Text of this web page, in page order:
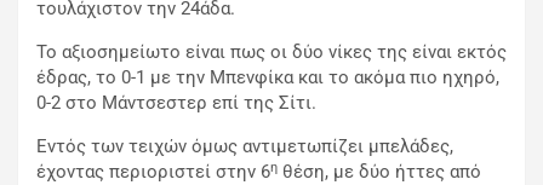
τουλάχιστον την 24άδα.
Το αξιοσημείωτο είναι πως οι δύο νίκες της είναι εκτός
έδρας, το 0-1 με την Μπενφίκα και το ακόμα πιο ηχηρό,
0-2 στο Μάντσεστερ επί της Σίτι.
Εντός των τειχών όμως αντιμετωπίζει μπελάδες,
έχοντας περιοριστεί στην 6η θέση, με δύο ήττες από